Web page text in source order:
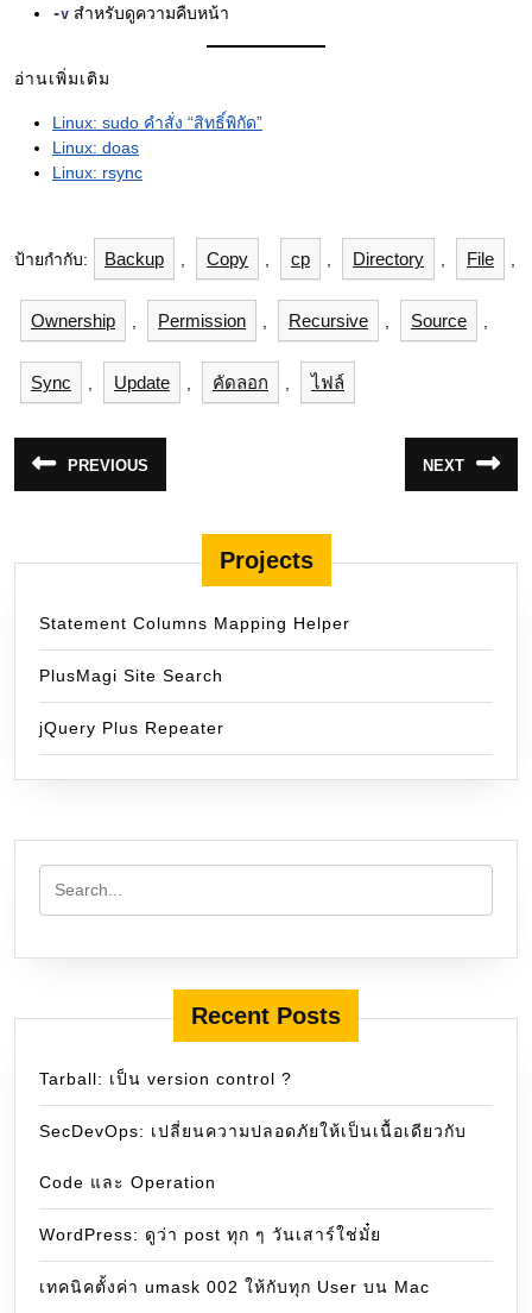
-v สำหรับดูความคืบหน้า
อ่านเพิ่มเติม
Linux: sudo คำสั่ง “สิทธิ์พิกัด”
Linux: doas
Linux: rsync
ป้ายกำกับ: Backup Copy cp Directory File
Ownership Permission Recursive Source
Sync Update คัดลอก ไฟล์
แนะแนว
เรื่อง
PREVIOUS
post:
NEXT
post:
Projects
Statement Columns Mapping Helper
PlusMagi Site Search
jQuery Plus Repeater
Recent Posts
Tarball: เป็น version control ?
SecDevOps: เปลี่ยนความปลอดภัยให้เป็นเนื้อเดียวกับ
Code และ Operation
WordPress: ดูว่า post ทุก ๆ วันเสาร์ใช่มั๋ย
เทคนิคตั้งค่า umask 002 ให้กับทุก User บน Mac